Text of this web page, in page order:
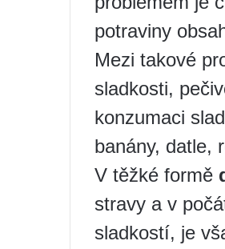
potraviny
Mezi takové
sladkosti,
konzumaci
banány, datle,
V těžké formě
stravy a v
sladkostí, je